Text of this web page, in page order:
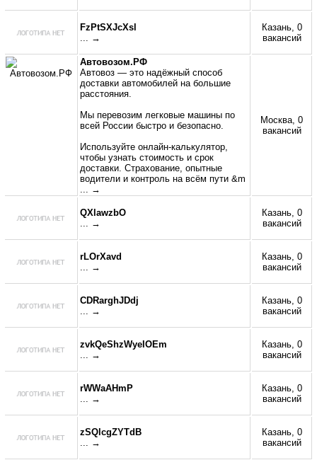
FzPtSXJcXsl
... →
Казань, 0
вакансий
Автовозом.РФ
Автовоз — это надёжный способ
доставки автомобилей на большие
расстояния.
Мы перевозим легковые машины по
всей России быстро и безопасно.
Используйте онлайн-калькулятор,
чтобы узнать стоимость и срок
доставки. Страхование, опытные
водители и контроль на всём пути &m
... →
Москва, 0
вакансий
QXlawzbO
... →
Казань, 0
вакансий
rLOrXavd
... →
Казань, 0
вакансий
CDRarghJDdj
... →
Казань, 0
вакансий
zvkQeShzWyeIOEm
... →
Казань, 0
вакансий
rWWaAHmP
... →
Казань, 0
вакансий
zSQlcgZYTdB
... →
Казань, 0
вакансий